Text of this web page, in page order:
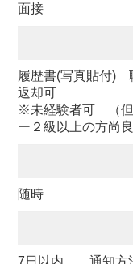
面接
履歴書(写真貼付)
返却可
※未経験者可 （但
ー２級以上の方尚良
随時
7日以内 通知方